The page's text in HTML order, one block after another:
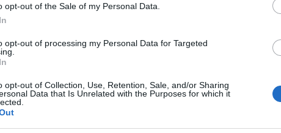
opt-out of the Sale of my Personal Data.
opt-out of processing my Personal Data for Targeted
opt-out of Collection, Use, Retention, Sale, and/or Sharing
Data that Is Unrelated with the Purposes for which it
2002-04-29 09:05 Kossuth Napközben Riporter Lelkes
ember néha csodákra vár, és bizony a kapcsolatok, a
szerelmek sohasem a könnyűműfaj részei. Most egy
riportjában megszólal Bácskai Júlia…